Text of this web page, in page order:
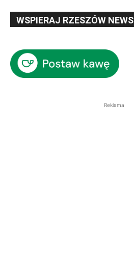
WSPIERAJ RZESZÓW NEWS
Reklama